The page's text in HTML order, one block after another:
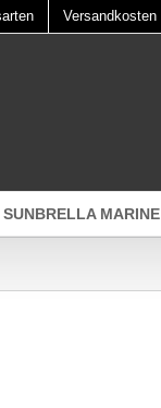
Versandkosten
SUNBRELLA MARINE